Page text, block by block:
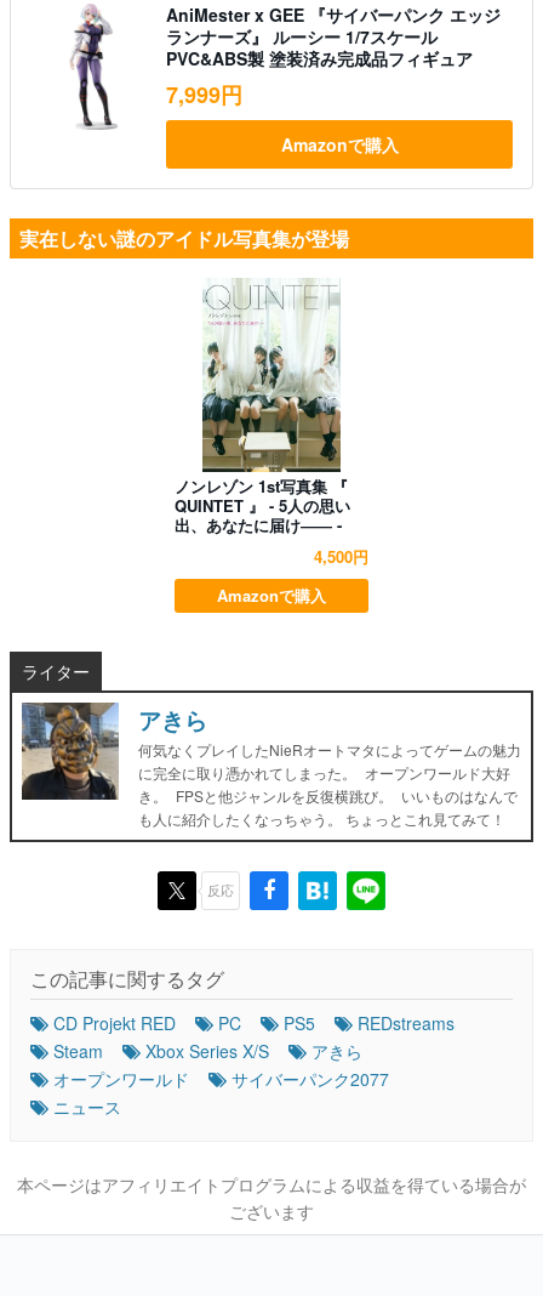
AniMester x GEE 『サイバーパンク エッジ
ランナーズ』 ルーシー 1/7スケール
PVC&ABS製 塗装済み完成品フィギュア
7,999円
Amazonで購入
実在しない謎のアイドル写真集が登場
ノンレゾン 1st写真集 『
QUINTET 』 - 5人の思い
出、あなたに届け―― -
4,500円
Amazonで購入
ライター
アきら
何気なくプレイしたNieRオートマタによってゲームの魅力
に完全に取り憑かれてしまった。 オープンワールド大好
き。 FPSと他ジャンルを反復横跳び。 いいものはなんで
も人に紹介したくなっちゃう。 ちょっとこれ見てみて！
反応
この記事に関するタグ
CD Projekt RED PC PS5
REDstreams
Steam
Xbox Series X/S
アきら
オープンワールド
サイバーパンク2077
ニュース
本ページはアフィリエイトプログラムによる収益を得ている場合が
ございます